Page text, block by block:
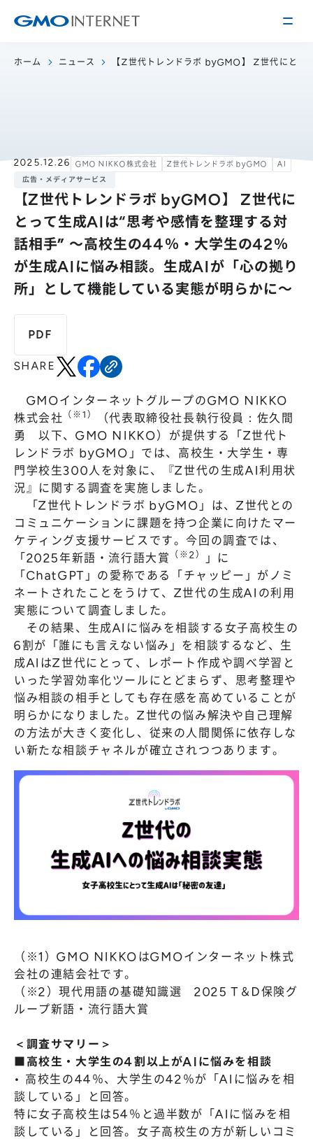
関連会社
アクセス
沿革
役員紹介
サービス
インターネット インフラ事業
インターネット 広告・メディア事業
IR情報
経営方針
事業内容・戦略
IRライブラリー
株式・格付情報
よくあるご質問
採用情報
働く環境を知る
人を知る
地域採用
障がい者採用
キャリア/アルバイト採用
新卒採用
ホーム ニュース 【Z世代トレンドラボ byGMO】 Z世代にとっ
2025.12.26 GMO NIKKO株式会社 Z世代トレンドラボ byGMO
AI
広告・メディアサービス
【Z世代トレンドラボ byGMO】 Z世代に
とって生成AIは“思考や感情を整理する対
話相手” 〜高校生の44％・大学生の42％
が生成AIに悩み相談。生成AIが「心の拠り
所」として機能している実態が明らかに〜
PDF
SHARE
GMOインターネットグループのGMO NIKKO
株式会社
（※1）
（代表取締役社長執行役員：佐久間
勇 以下、GMO NIKKO）が提供する「Z世代ト
レンドラボ byGMO」では、高校生・大学生・専
門学校生300人を対象に、『Z世代の生成AI利用状
況』に関する調査を実施しました。
「Z世代トレンドラボ byGMO」は、Z世代との
コミュニケーションに課題を持つ企業に向けたマー
ケティング支援サービスです。今回の調査では、
「2025年新語・流行語大賞
（※2）
」に
「ChatGPT」の愛称である「チャッピー」がノミ
ネートされたことをうけて、Z世代の生成AIの利用
実態について調査しました。
その結果、生成AIに悩みを相談する女子高校生の
6割が「誰にも言えない悩み」を相談するなど、生
成AIはZ世代にとって、レポート作成や調べ学習と
いった学習効率化ツールにとどまらず、思考整理や
悩み相談の相手としても存在感を高めていることが
明らかになりました。Z世代の悩み解決や自己理解
の方法が大きく変化し、従来の人間関係に依存しな
い新たな相談チャネルが確立されつつあります。
（※1）GMO NIKKOはGMOインターネット株式
会社の連結会社です。
（※2）現代用語の基礎知識選 2025 T＆D保険グ
ループ新語・流行語大賞
＜調査サマリー＞
■高校生・大学生の4割以上がAIに悩みを相談
• 高校生の44％、大学生の42％が「AIに悩みを相
談している」と回答。
特に女子高校生は54％と過半数が「AIに悩みを相
談している」と回答。女子高校生の方が新しいコミ